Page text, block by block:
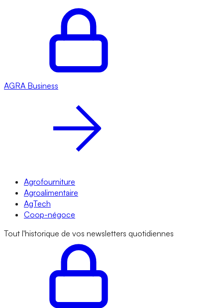
AGRA Business
Agrofourniture
Agroalimentaire
AgTech
Coop-négoce
Tout l'historique de vos newsletters quotidiennes